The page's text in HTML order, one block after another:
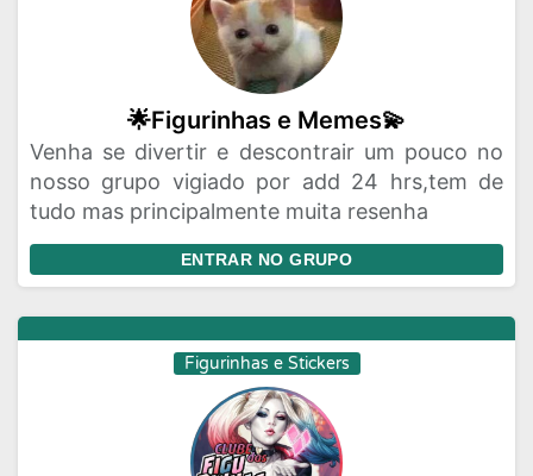
🌟Figurinhas e Memes💫
Venha se divertir e descontrair um pouco no
nosso grupo vigiado por add 24 hrs,tem de
tudo mas principalmente muita resenha
ENTRAR NO GRUPO
Figurinhas e Stickers